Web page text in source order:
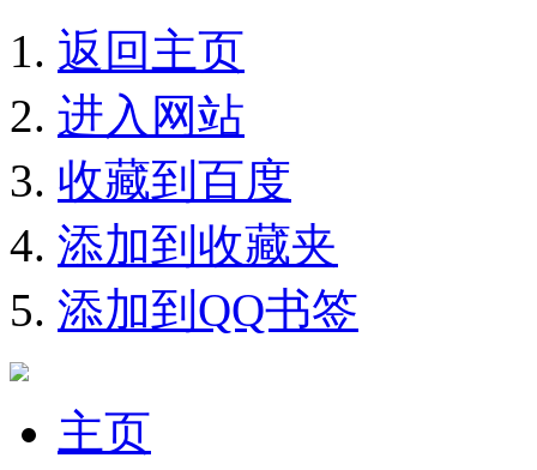
返回主页
进入网站
收藏到百度
添加到收藏夹
添加到QQ书签
主页